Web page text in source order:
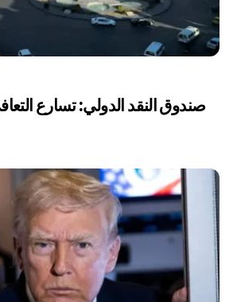
صندوق النقد الدولي: تسارع